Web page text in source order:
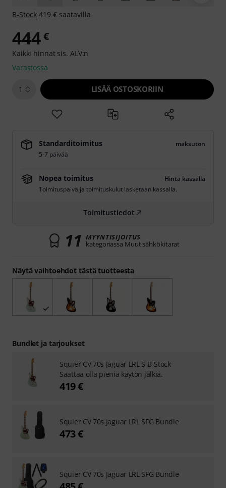
Näytä vaihtoehdot tästä tuotteesta
B-Stock 419 € saatavilla
444€
Kaikki hinnat sis. ALV:n
Varastossa
1 LISÄÄ OSTOSKORIIN
Standarditoimitus
maksuton
5-7 päivää
Nopea toimitus
Hinta kassalla
Toimituspäivä ja toimituskulut lasketaan kassalla.
Toimitustiedot
11 MYYNTISIJOITUS
kategoriassa Muut sähkökitarat
Bundlet ja tarjoukset
Squier CV 70s Jaguar LRL S B-Stock
Saattaa olla pieniä käytön jälkiä.
419 €
Squier CV 70s Jaguar LRL SFG Bundle
473 €
Squier CV 70s Jaguar LRL SFG Bundle